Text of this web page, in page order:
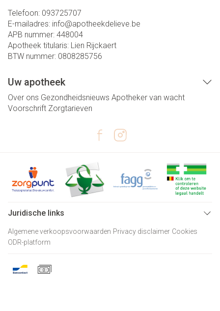
Telefoon: 093725707
E-mailadres: info@apotheekdelieve.be
APB nummer: 448004
Apotheek titularis: Lien Rijckaert
BTW nummer: 0808285756
Uw apotheek
Over ons Gezondheidsnieuws Apotheker van wacht
Voorschrift Zorgtarieven
Juridische links
Algemene verkoopsvoorwaarden Privacy disclaimer Cookies
ODR-platform